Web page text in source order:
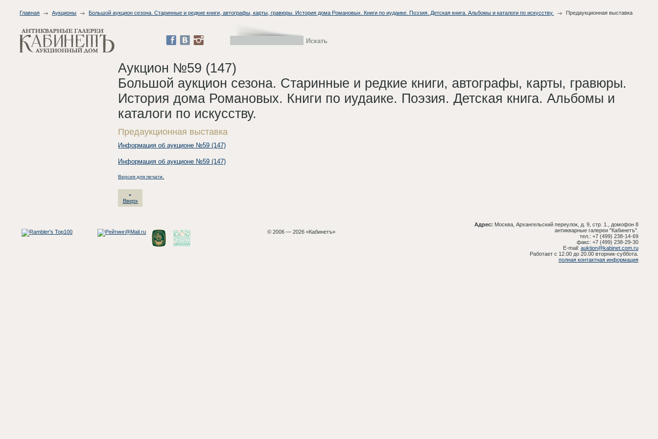
Главная Аукционы Большой аукцион сезона. Старинные и редкие книги, автографы, карты, гравюры. История дома Романовых. Книги по иудаике. Поэзия. Детская книга. Альбомы и каталоги по искусству. Предаукционная выставка
Аукцион №59 (147)
Большой аукцион сезона. Старинные и редкие книги, автографы, карты, гравюры.
История дома Романовых. Книги по иудаике. Поэзия. Детская книга. Альбомы и
каталоги по искусству.
Предаукционная выставка
Информация об аукционе №59 (147)
Информация об аукционе №59 (147)
Версия для печати.
Вверх
Адрес: Москва, Архангельский переулок, д. 9, стр. 1., домофон 8
антикварные галереи "Кабинетъ".
тел.: +7 (499) 238-14-69
факс: +7 (499) 238-29-30
E-mail: auktion@kabinet.com.ru
Работает с 12.00 до 20.00 вторник-суббота.
полная контактная информация
© 2006 — 2026 «Кабинетъ»